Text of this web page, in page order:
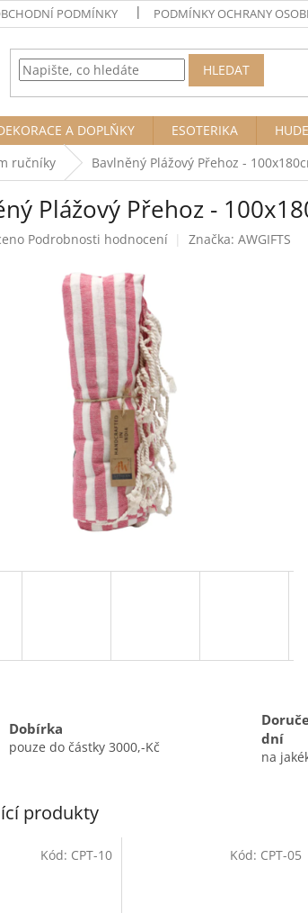
PODMÍNKY PODMÍNKY OCHRANY
HLEDAT
A DOPLŇKY ESOTERIKA
ručníky Bavlněný Plážový Přehoz -
Plážový Přehoz -
Podrobnosti hodnocení Značka: AWGIFTS
Dobírka
pouze do částky 3000,-Kč
dní
na
produkty
Kód: CPT-10 Kód: CPT-05